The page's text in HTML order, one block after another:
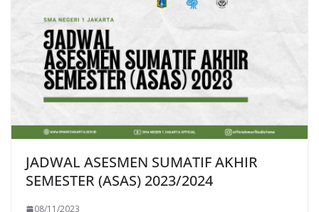
JADWAL ASESMEN SUMATIF AKHIR
SEMESTER (ASAS) 2023/2024
08/11/2023